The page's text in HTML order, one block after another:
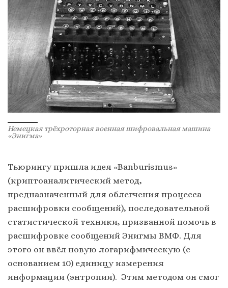
Немецкая трёхроторная военная шифровальная машина
«Энигма»
Тьюрингу пришла идея «Banburismus»
(криптоаналитический метод,
предназначенный для облегчения процесса
расшифровки сообщений), последовательной
статистической техники, призванной помочь в
расшифровке сообщений Энигмы ВМФ. Для
этого он ввёл новую логарифмическую (с
основанием 10) единицу измерения
информации (энтропии). Этим методом он смог